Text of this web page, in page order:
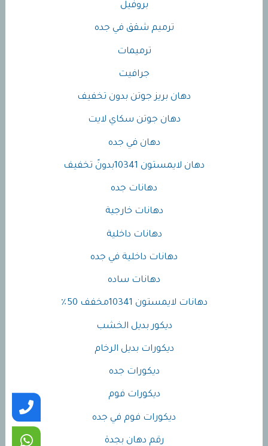
بروفيل
ترميم شقق في جده
ترميمات
جرافيت
دهان بريز جوتن بدون تخفيف
دهان جوتن سكاي لايت
دهان في جده
دهان لايمستون 10341بدونً تخفيف
دهانات جده
دهانات خارجية
دهانات داخلية
دهانات داخلية في جده
دهانات ساده
دهانات لايمستون 10341مخفف 50٪
ديكور بديل الخشب
ديكورات بديل الرخام
ديكورات جده
ديكورات فوم
ديكورات فوم في جده
رقم دهان بجدة